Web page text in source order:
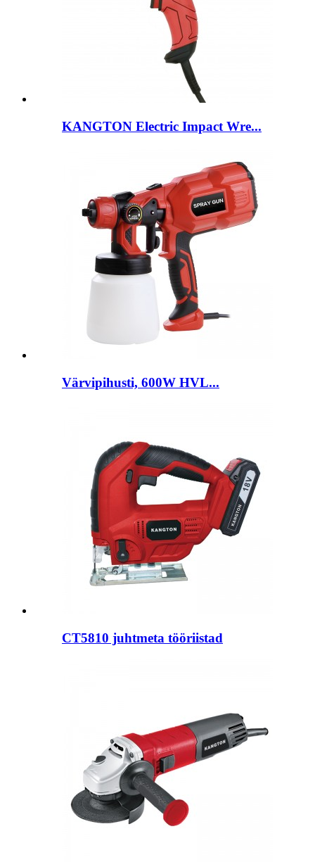
KANGTON Electric Impact Wre...
Värvipihusti, 600W HVL...
CT5810 juhtmeta tööriistad